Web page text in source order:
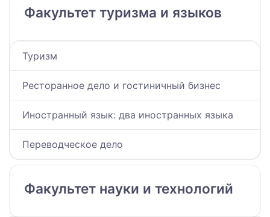
Факультет туризма и языков
Туризм
Ресторанное дело и гостиничный бизнес
Иностранный язык: два иностранных языка
Переводческое дело
Факультет науки и технологий